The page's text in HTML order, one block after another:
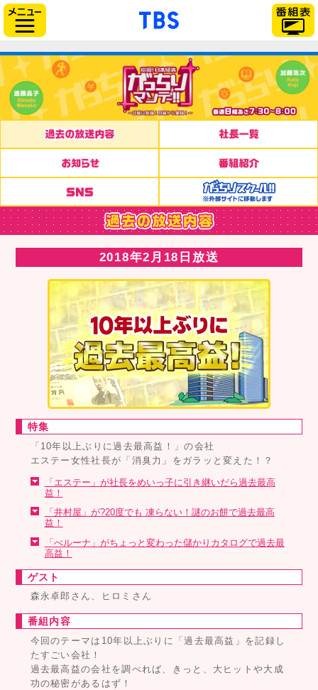
「TBSテレビ」トップペ
2018年2月18日放送
特集
「10年以上ぶりに過去最高益！」の会社
エステー女性社長が「消臭力」をガラッと変えた！？
「エステー」が社長をめいっ子に引き継いだら過去最高
益！
「井村屋」が?20度でも 凍らない！謎のお餅で過去最高
益！
「べルーナ」がちょっと変わった儲かりカタログで過去最
高益！
ゲスト
森永卓郎さん、ヒロミさん
番組内容
今回のテーマは10年以上ぶりに「過去最高益」を記録し
たすごい会社！
過去最高益の会社を調べれば、きっと、大ヒットや大成
功の秘密があるはず！